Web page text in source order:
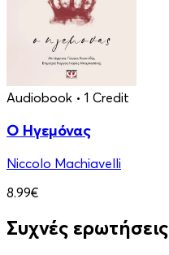
Audiobook • 1 Credit
Ο Ηγεμόνας
Niccolo Machiavelli
8.99€
Συχνές ερωτήσεις